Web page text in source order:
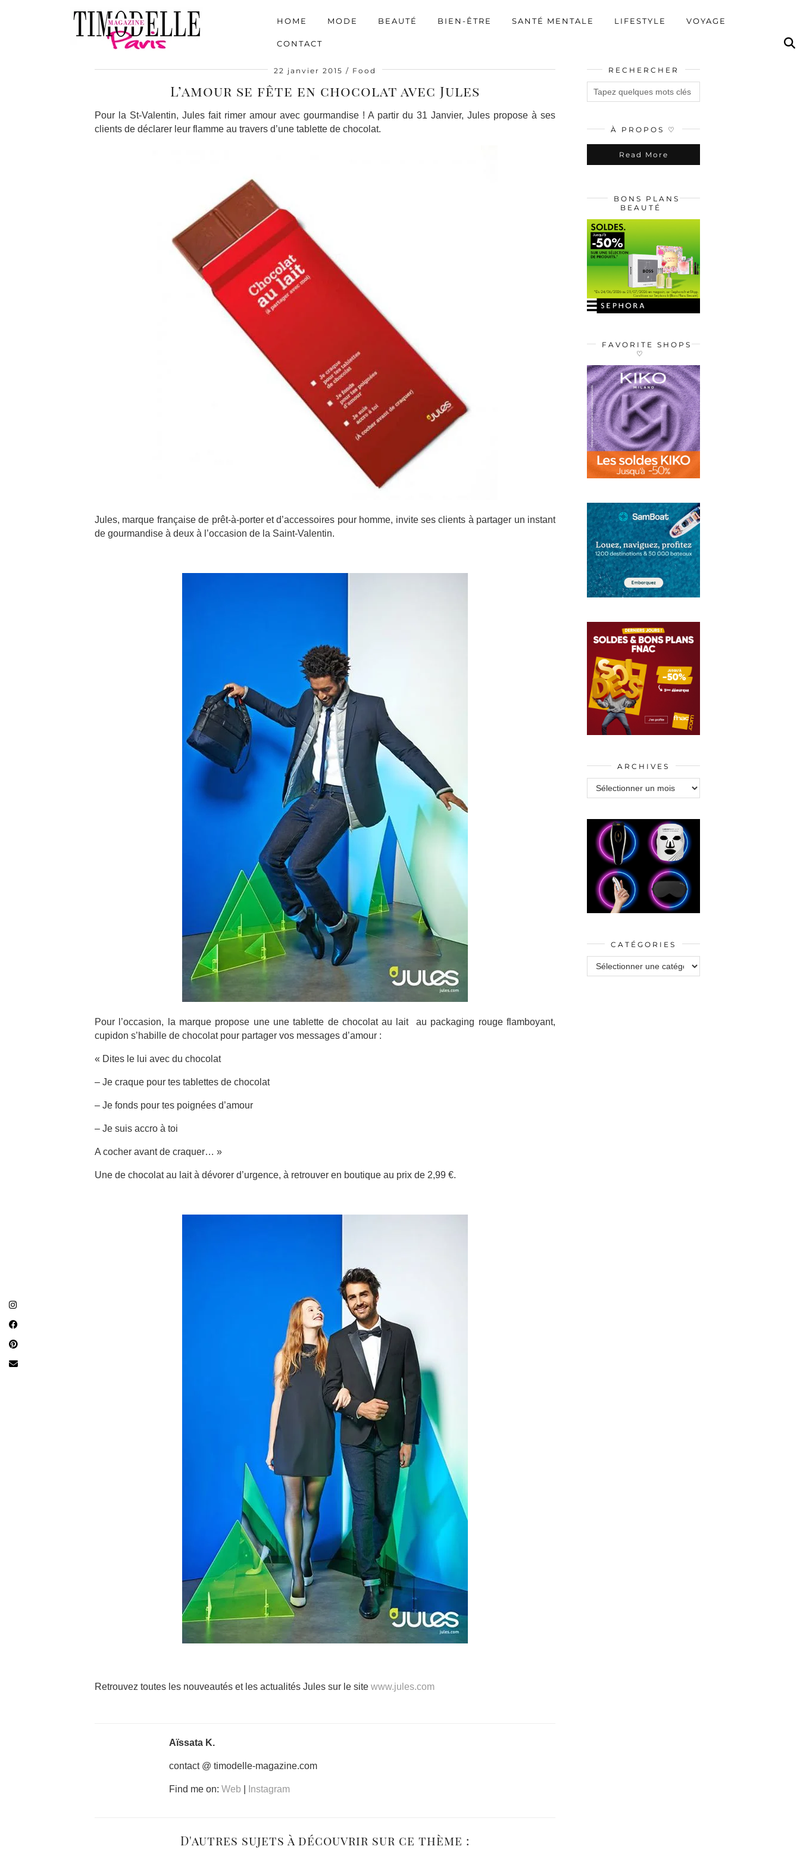
HOME MODE BEAUTÉ BIEN-ÊTRE SANTÉ MENTALE LIFESTYLE VOYAGE
CONTACT
22 janvier 2015 Food
L’amour se fête en chocolat avec Jules
Pour la St-Valentin, Jules fait rimer amour avec gourmandise ! A partir du 31 Janvier, Jules propose à ses
clients de déclarer leur flamme au travers d’une tablette de chocolat.
Jules, marque française de prêt-à-porter et d’accessoires pour homme, invite ses clients à partager un instant
de gourmandise à deux à l’occasion de la Saint-Valentin.
Pour l’occasion, la marque propose une une tablette de chocolat au lait au packaging rouge flamboyant,
cupidon s’habille de chocolat pour partager vos messages d’amour :
« Dites le lui avec du chocolat
– Je craque pour tes tablettes de chocolat
– Je fonds pour tes poignées d’amour
– Je suis accro à toi
A cocher avant de craquer… »
Une de chocolat au lait à dévorer d’urgence, à retrouver en boutique au prix de 2,99 €.
Retrouvez toutes les nouveautés et les actualités Jules sur le site www.jules.com
Aïssata K.
contact @ timodelle-magazine.com
Find me on: Web Instagram
D'autres sujets à découvrir sur ce thème :
RECHERCHER
À PROPOS ♡
Read More
BONS PLANS
BEAUTÉ
FAVORITE SHOPS
♡
ARCHIVES
Archives
CATÉGORIES
Catégories